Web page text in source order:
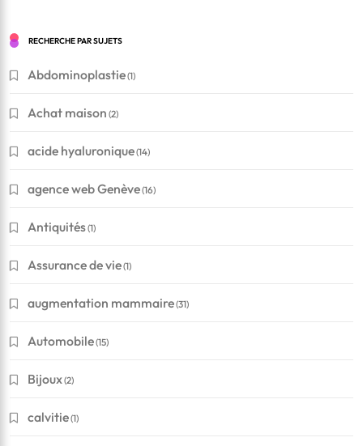
RECHERCHE PAR SUJETS
Abdominoplastie(1)
Achat maison (2)
acide hyaluronique(14)
agence web Genève(16)
Antiquités(1)
Assurance de vie(1)
augmentation mammaire(31)
Automobile(15)
Bijoux(2)
calvitie(1)